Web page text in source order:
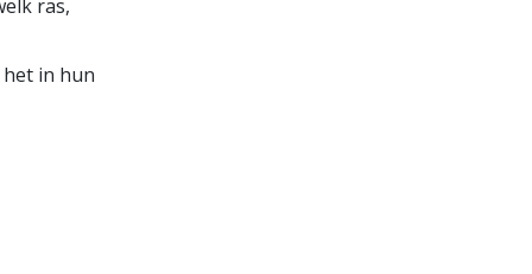
ras,
in hun